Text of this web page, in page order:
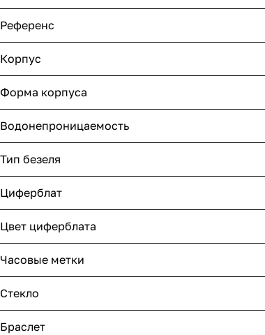
Референс
Корпус
Форма корпуса
Водонепроницаемость
Тип безеля
Циферблат
Цвет циферблата
Часовые метки
Стекло
Браслет